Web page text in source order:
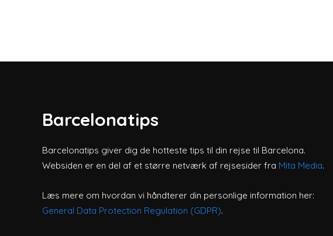
Barcelonatips
Barcelonatips giver dig de hotteste tips til din rejse til Barcelona.
Websiden er en del af et større netværk af rejsesider fra Mita Media.
Læs mere om hvordan vi håndterer din personlige information her:
General Data Protection Regulation (GDPR).